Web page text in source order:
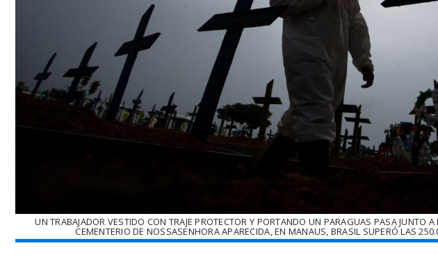
UN TRABAJADOR VESTIDO CON TRAJE PROTECTOR Y PORTANDO UN PARAGUAS PASA JUNTO
CEMENTERIO DE NOSSASENHORA APARECIDA, EN MANAUS, BRASIL SUPERÓ LAS